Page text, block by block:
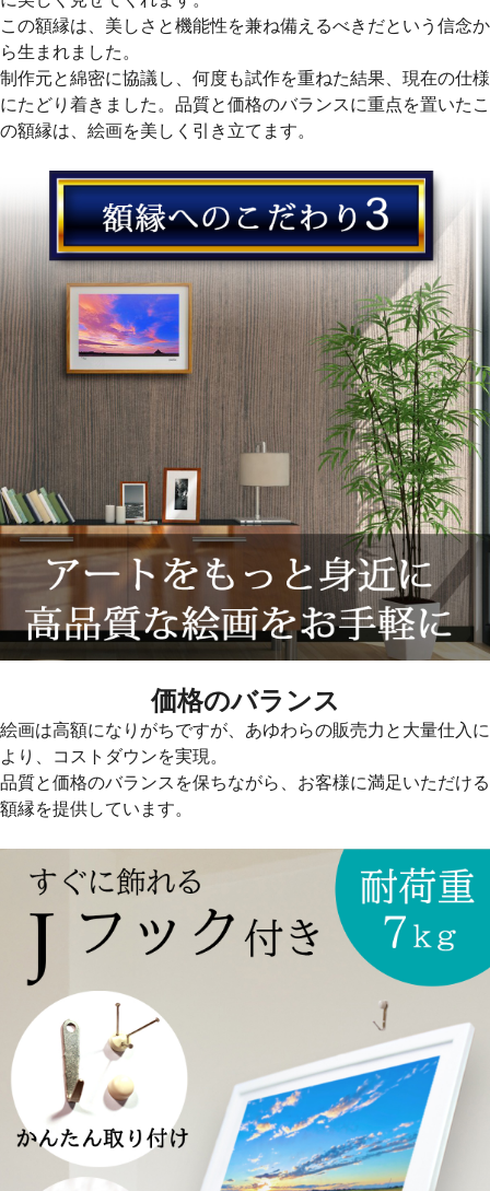
この額縁は、美しさと機能性を兼ね備えるべきだという信念か
ら生まれました。
制作元と綿密に協議し、何度も試作を重ねた結果、現在の仕様
にたどり着きました。品質と価格のバランスに重点を置いたこ
の額縁は、絵画を美しく引き立てます。
価格のバランス
絵画は高額になりがちですが、あゆわらの販売力と大量仕入に
より、コストダウンを実現。
品質と価格のバランスを保ちながら、お客様に満足いただける
額縁を提供しています。